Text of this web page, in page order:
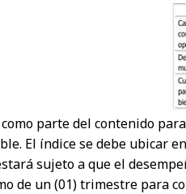
parte del contenido
El índice se debe ubicar
sujeto a que el
de un (01) trimestre para